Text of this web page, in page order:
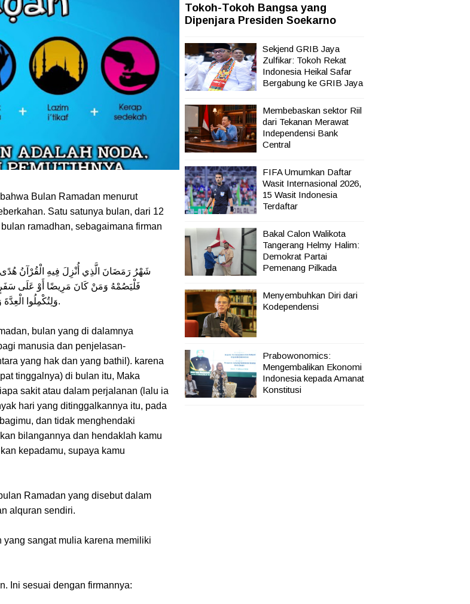
PMI Manufaktur Nasional
Penguatan Literasi
Independensi Bank Central
Adaptif Hadapi Tekanan Ekonomi Dunia
Bulan Ramadan menurut
Satu satunya bulan, dari 12
ramadhan, sebagaimana firman
شَهْرُ رَمَضَانَ الَّذِي أُنْزِلَ فِيهِ الْقُرْآنُ
فَلْيَصُمْهُ وَمَنْ كَانَ مَرِيضًا أَوْ عَلَى سَفَرٍ
وَلِتُكْمِلُوا الْعِدَّةَ وَلِتُكَبِّرُوا اللَّهَ عَلَى مَا هَدَاكُمْ وَلَعَلَّكُمْ تَشْكُرُونَ [البقرة: 185].
bulan yang di dalamnya
manusia dan penjelasan-
yang hak dan yang bathil). karena
tinggalnya) di bulan itu, Maka
sakit atau dalam perjalanan (lalu ia
hari yang ditinggalkannya itu, pada
dan tidak menghendaki
bilangannya dan hendaklah kamu
kepadamu, supaya kamu
Ramadan yang disebut dalam
alquran sendiri.
sangat mulia karena memiliki
Ini sesuai dengan firmannya:
Tokoh-Tokoh Bangsa yang
Dipenjara Presiden Soekarno
Sekjend GRIB Jaya
Zulfikar: Tokoh Rekat
Indonesia Heikal Safar
Bergabung ke GRIB Jaya
Membebaskan sektor Riil
dari Tekanan Merawat
Independensi Bank
Central
FIFA Umumkan Daftar
Wasit Internasional 2026,
15 Wasit Indonesia
Terdaftar
Bakal Calon Walikota
Tangerang Helmy Halim:
Demokrat Partai
Pemenang Pilkada
Menyembuhkan Diri dari
Kodependensi
Prabowonomics:
Mengembalikan Ekonomi
Indonesia kepada Amanat
Konstitusi